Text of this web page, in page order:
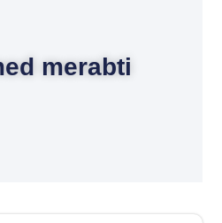
merabti